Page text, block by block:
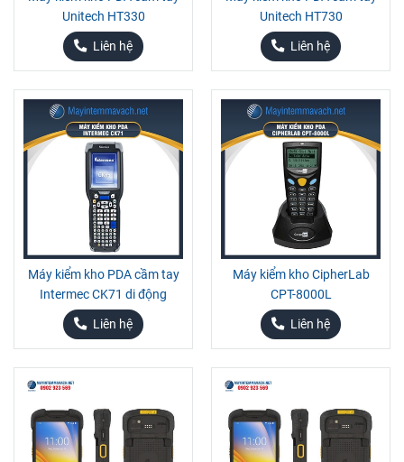
Unitech HT330
Liên hệ
Unitech HT730
Liên hệ
Máy kiểm kho PDA cầm tay
Intermec CK71 di động
Liên hệ
Máy kiểm kho CipherLab
CPT-8000L
Liên hệ